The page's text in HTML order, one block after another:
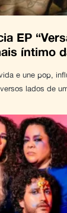
EP
íntimo
e une pop,
lados de